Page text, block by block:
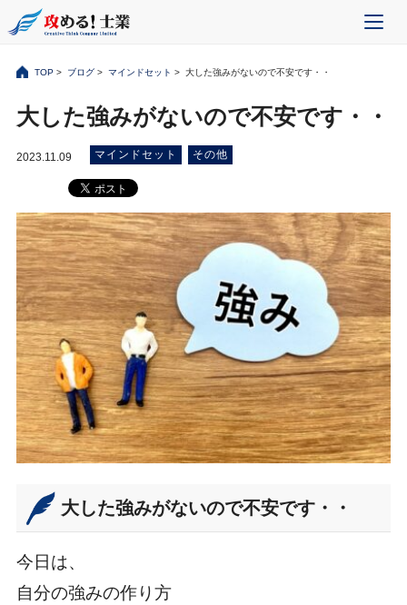
TOP> ブログ> マインドセット > 大した強みがないので不安です・・
大した強みがないので不安です・・
2023.11.09 マインドセット その他
大した強みがないので不安です・・
今日は、
自分の強みの作り方